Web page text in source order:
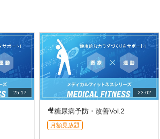
25:17 23:02
🎥糖尿病予防・改善Vol.2
月額見放題